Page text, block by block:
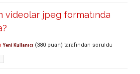
videolar jpeg formatında
Yeni Kullanıcı (380 puan) tarafından soruldu